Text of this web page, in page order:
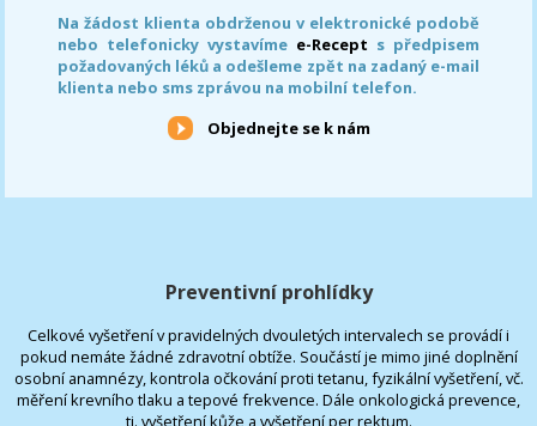
Na žádost klienta obdrženou v elektronické podobě
nebo telefonicky vystavíme e-Recept s předpisem
požadovaných léků a odešleme zpět na zadaný e-mail
klienta nebo sms zprávou na mobilní telefon.
Objednejte se k nám
Preventivní prohlídky
Celkové vyšetření v pravidelných dvouletých intervalech se provádí i
pokud nemáte žádné zdravotní obtíže. Součástí je mimo jiné doplnění
osobní anamnézy, kontrola očkování proti tetanu, fyzikální vyšetření, vč.
měření krevního tlaku a tepové frekvence. Dále onkologická prevence,
tj. vyšetření kůže a vyšetření per rektum.